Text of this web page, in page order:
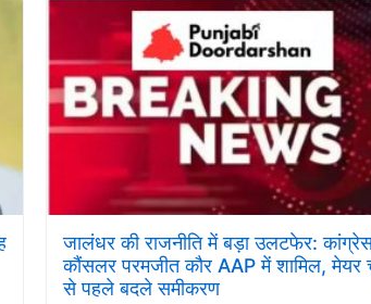
जालंधर की राजनीति में बड़ा उलटफेर:
कौंसलर परमजीत कौर AAP में शामिल, मेयर
से पहले बदले समीकरण